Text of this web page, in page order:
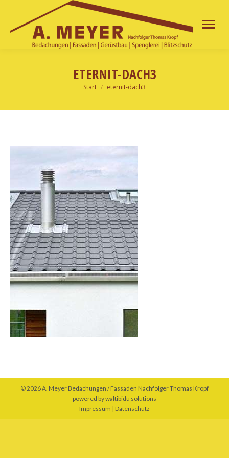
ETERNIT-DACH3
Sie befinden sich hier:
Start eternit-dach3
© 2026 A. Meyer Bedachungen / Fassaden Nachfolger Thomas Kropf
powered bywältibidu solutions
Impressum | Datenschutz